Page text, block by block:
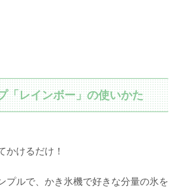
「レインボー」の使いかた
かけるだけ！
プルで、かき氷機で好きな分量の氷を